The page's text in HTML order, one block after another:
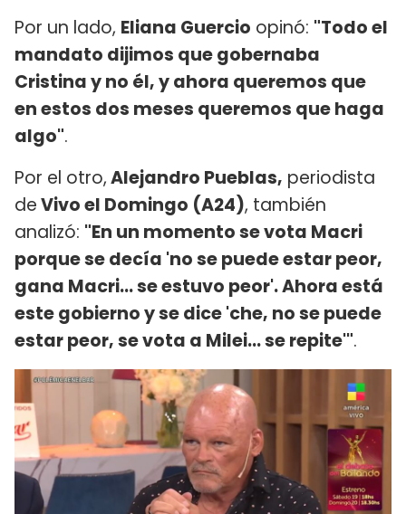
Por un lado, Eliana Guercio opinó: "Todo el
mandato dijimos que gobernaba
Cristina y no él, y ahora queremos que
en estos dos meses queremos que haga
algo".
Por el otro,Alejandro Pueblas, periodista
deVivo el Domingo (A24), también
analizó: "En un momento se vota Macri
porque se decía 'no se puede estar peor,
gana Macri... se estuvo peor'. Ahora está
este gobierno y se dice 'che, no se puede
estar peor, se vota a Milei... se repite'".